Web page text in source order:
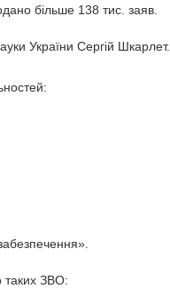
більше 138 тис. заяв.
України Сергій Шкарлет.
таких ЗВО: